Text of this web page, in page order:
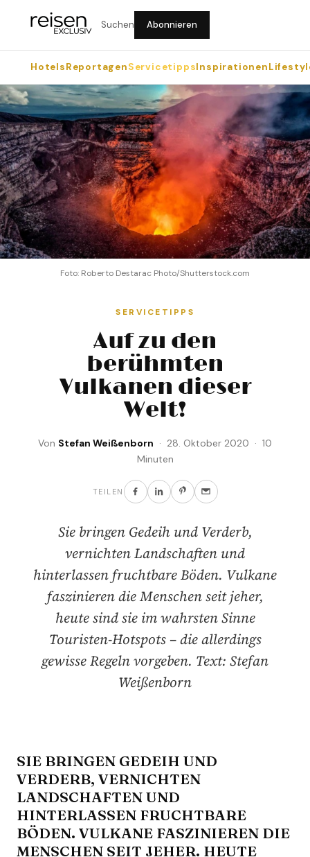
Suchen Abonnieren
HotelsReportagenServicetippsInspirationen
Foto: Roberto Destarac Photo/Shutterstock.com
SERVICETIPPS
Auf zu den
berühmten
Vulkanen dieser
Welt!
Von Stefan Weißenborn · 28. Oktober 2020 · 10
Minuten
TEILEN
Sie bringen Gedeih und Verderb,
vernichten Landschaften und
hinterlassen fruchtbare Böden. Vulkane
faszinieren die Menschen seit jeher,
heute sind sie im wahrsten Sinne
Touristen-Hotspots – die allerdings
gewisse Regeln vorgeben. Text: Stefan
Weißenborn
SIE BRINGEN GEDEIH UND
VERDERB, VERNICHTEN
LANDSCHAFTEN UND
HINTERLASSEN FRUCHTBARE
BÖDEN. VULKANE FASZINIEREN DIE
MENSCHEN SEIT JEHER. HEUTE